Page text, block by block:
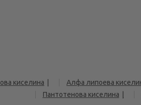
киселина Алфа липоева
Пантотенова киселина